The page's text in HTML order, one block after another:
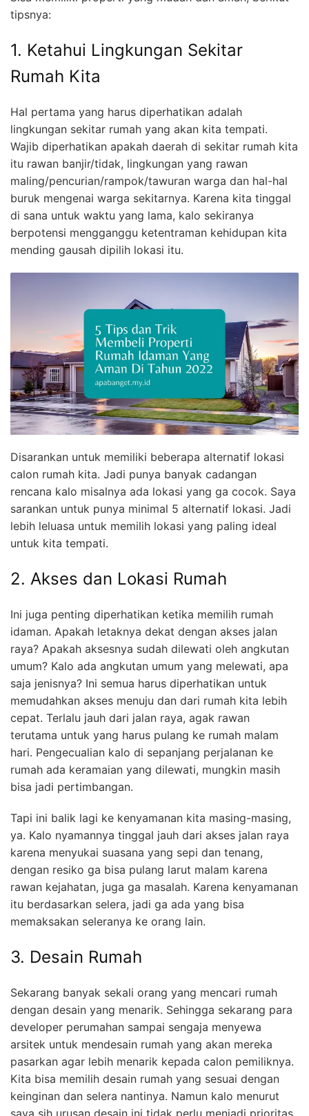
tipsnya:
1. Ketahui Lingkungan Sekitar
Rumah Kita
Hal pertama yang harus diperhatikan adalah
lingkungan sekitar rumah yang akan kita tempati.
Wajib diperhatikan apakah daerah di sekitar rumah kita
itu rawan banjir/tidak, lingkungan yang rawan
maling/pencurian/rampok/tawuran warga dan hal-hal
buruk mengenai warga sekitarnya. Karena kita tinggal
di sana untuk waktu yang lama, kalo sekiranya
berpotensi mengganggu ketentraman kehidupan kita
mending gausah dipilih lokasi itu.
Disarankan untuk memiliki beberapa alternatif lokasi
calon rumah kita. Jadi punya banyak cadangan
rencana kalo misalnya ada lokasi yang ga cocok. Saya
sarankan untuk punya minimal 5 alternatif lokasi. Jadi
lebih leluasa untuk memilih lokasi yang paling ideal
untuk kita tempati.
2. Akses dan Lokasi Rumah
Ini juga penting diperhatikan ketika memilih rumah
idaman. Apakah letaknya dekat dengan akses jalan
raya? Apakah aksesnya sudah dilewati oleh angkutan
umum? Kalo ada angkutan umum yang melewati, apa
saja jenisnya? Ini semua harus diperhatikan untuk
memudahkan akses menuju dan dari rumah kita lebih
cepat. Terlalu jauh dari jalan raya, agak rawan
terutama untuk yang harus pulang ke rumah malam
hari. Pengecualian kalo di sepanjang perjalanan ke
rumah ada keramaian yang dilewati, mungkin masih
bisa jadi pertimbangan.
Tapi ini balik lagi ke kenyamanan kita masing-masing,
ya. Kalo nyamannya tinggal jauh dari akses jalan raya
karena menyukai suasana yang sepi dan tenang,
dengan resiko ga bisa pulang larut malam karena
rawan kejahatan, juga ga masalah. Karena kenyamanan
itu berdasarkan selera, jadi ga ada yang bisa
memaksakan seleranya ke orang lain.
3. Desain Rumah
Sekarang banyak sekali orang yang mencari rumah
dengan desain yang menarik. Sehingga sekarang para
developer perumahan sampai sengaja menyewa
arsitek untuk mendesain rumah yang akan mereka
pasarkan agar lebih menarik kepada calon pemiliknya.
Kita bisa memilih desain rumah yang sesuai dengan
keinginan dan selera nantinya. Namun kalo menurut
saya sih urusan desain ini tidak perlu menjadi prioritas